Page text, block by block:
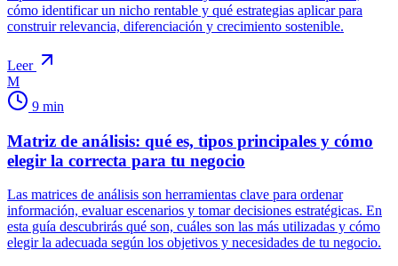
cómo identificar un nicho rentable y qué estrategias aplicar para
construir relevancia, diferenciación y crecimiento sostenible.
Leer
M
9 min
Matriz de análisis: qué es, tipos principales y cómo
elegir la correcta para tu negocio
Las matrices de análisis son herramientas clave para ordenar
información, evaluar escenarios y tomar decisiones estratégicas. En
esta guía descubrirás qué son, cuáles son las más utilizadas y cómo
elegir la adecuada según los objetivos y necesidades de tu negocio.